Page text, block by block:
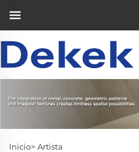
Inicio> Artista